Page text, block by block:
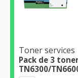
Toner services
Pack de 3
TN6300/